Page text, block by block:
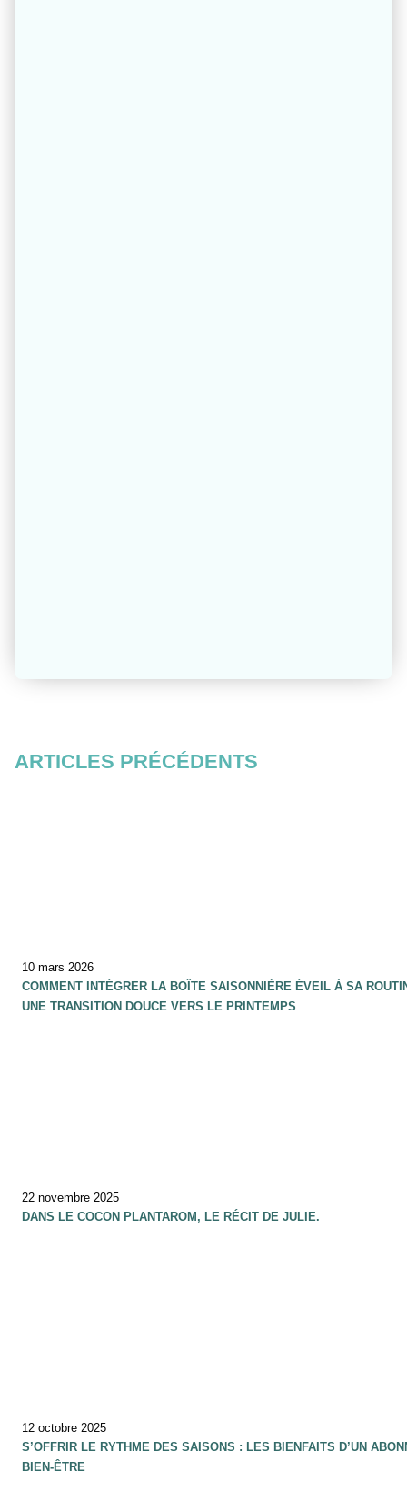
ARTICLES PRÉCÉDENTS
10 mars 2026
COMMENT INTÉGRER LA BOÎTE SAISONNIÈRE ÉVEIL À SA
UNE TRANSITION DOUCE VERS LE PRINTEMPS
22 novembre 2025
DANS LE COCON PLANTAROM, LE RÉCIT DE JULIE.
12 octobre 2025
S’OFFRIR LE RYTHME DES SAISONS : LES BIENFAITS D’UN
BIEN-ÊTRE